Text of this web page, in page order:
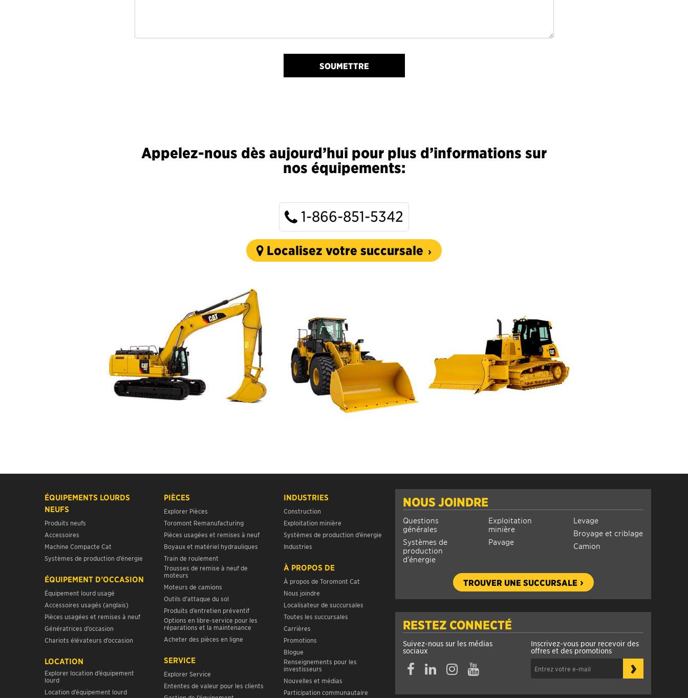
SOUMETTRE
Appelez-nous dès aujourd’hui pour plus d’informations sur
nos équipements:
1-866-851-5342
Localisez votre succursale
NOUS JOINDRE
Questions
générales
Systèmes de
production
d’énergie
Exploitation
minière
Pavage
Levage
Broyage et criblage
Camion
TROUVER UNE SUCCURSALE
RESTEZ CONNECTÉ
Suivez-nous sur les médias
sociaux
Inscrivez-vous pour recevoir des
offres et des promotions
›
ÉQUIPEMENTS LOURDS
NEUFS
Produits neufs
Accessoires
Machine Compacte Cat
Systèmes de production d’énergie
ÉQUIPEMENT D’OCCASION
Équipement lourd usagé
Accessoires usagés (anglais)
Pièces usagées et remises à neuf
Génératrices d’occasion
Chariots élévateurs d’occasion
LOCATION
Explorer location d’équipement
lourd
Location d’équipement lourd
PIÈCES
Explorer Pièces
Toromont Remanufacturing
Pièces usagées et remises à neuf
Boyaux et matériel hydrauliques
Train de roulement
Trousses de remise à neuf de
moteurs
Moteurs de camions
Outils d’attaque du sol
Produits d’entretien préventif
Options en libre-service pour les
réparations et la maintenance
Acheter des pièces en ligne
SERVICE
Explorer Service
Ententes de valeur pour les clients
INDUSTRIES
Construction
Exploitation minière
Systèmes de production d’énergie
Industries
À PROPOS DE
À propos de Toromont Cat
Nous joindre
Localisateur de succursales
Toutes les succursales
Carrières
Promotions
Blogue
Renseignements pour les
investisseurs
Nouvelles et médias
Participation communautaire